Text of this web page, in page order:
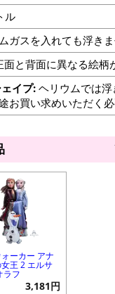
ル
ガスを入れても浮きま
と背面に異なる絵柄
イプ:ヘリウムでは浮
お買い求めいただく必
ーカー アナ
王 2 エルサ
ラフ
3,181円